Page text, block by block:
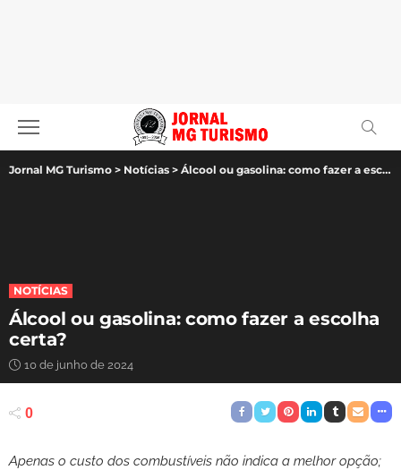
Jornal MG Turismo > Notícias > Álcool ou gasolina: como fazer a escolha certa?
NOTÍCIAS
Álcool ou gasolina: como fazer a escolha
certa?
10 de junho de 2024
0
Apenas o custo dos combustíveis não indica a melhor opção;